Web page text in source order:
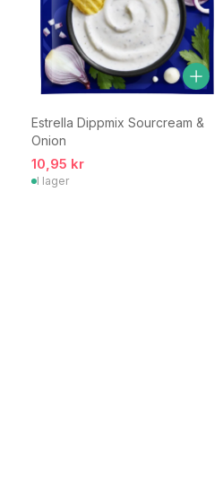
Estrella Dippmix Sourcream &
Onion
10,95 kr
I lager